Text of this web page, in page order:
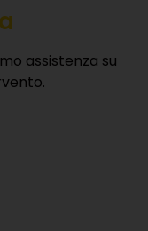
assistenza su